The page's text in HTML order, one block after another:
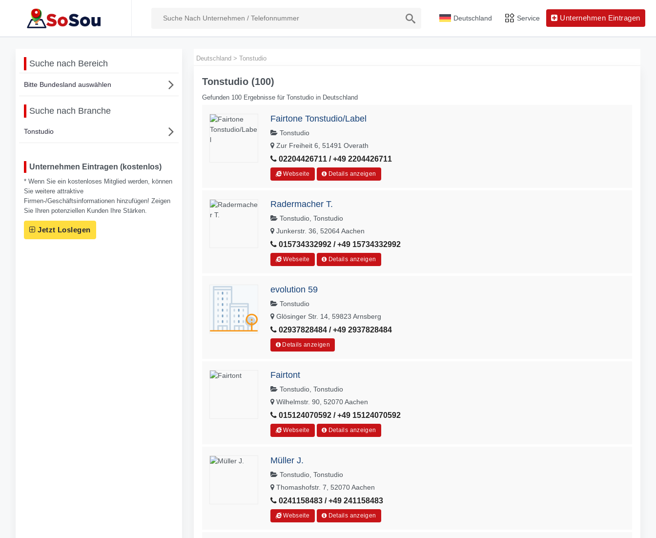
Deutschland Service Unternehmen Eintragen
Suche nach Bereich
Bitte Bundesland auswählen
Suche nach Branche
Tonstudio
Unternehmen Eintragen (kostenlos)
* Wenn Sie ein kostenloses Mitglied werden, können
Sie weitere attraktive
Firmen-/Geschäftsinformationen hinzufügen! Zeigen
Sie Ihren potenziellen Kunden Ihre Stärken.
Jetzt Loslegen
Deutschland >Tonstudio
Tonstudio (100)
Gefunden 100 Ergebnisse für Tonstudio in Deutschland
Fairtone Tonstudio/Label
Tonstudio
Zur Freiheit 6, 51491 Overath
02204426711 / +49 2204426711
Webseite Details anzeigen
Radermacher T.
Tonstudio, Tonstudio
Junkerstr. 36, 52064 Aachen
015734332992 / +49 15734332992
Webseite Details anzeigen
evolution 59
Tonstudio
Glösinger Str. 14, 59823 Arnsberg
02937828484 / +49 2937828484
Details anzeigen
Fairtont
Tonstudio, Tonstudio
Wilhelmstr. 90, 52070 Aachen
015124070592 / +49 15124070592
Webseite Details anzeigen
Müller J.
Tonstudio, Tonstudio
Thomashofstr. 7, 52070 Aachen
0241158483 / +49 241158483
Webseite Details anzeigen